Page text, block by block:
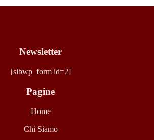
Newsletter
[sibwp_form id=2]
Pagine
Home
Chi Siamo